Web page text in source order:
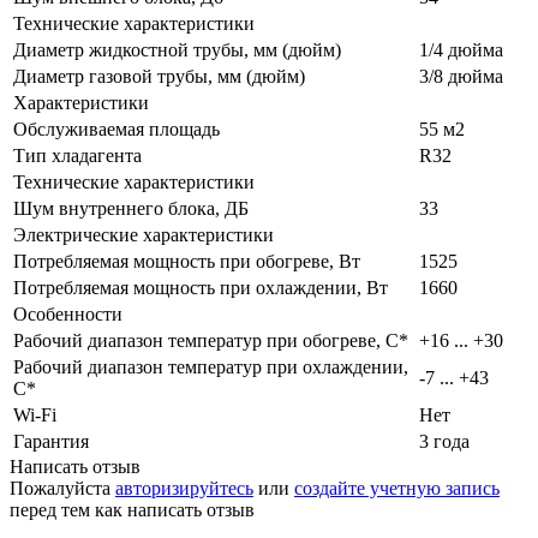
Технические характеристики
Диаметр жидкостной трубы, мм (дюйм)
1/4 дюйма
Диаметр газовой трубы, мм (дюйм)
3/8 дюйма
Характеристики
Обслуживаемая площадь
55 м2
Тип хладагента
R32
Технические характеристики
Шум внутреннего блока, ДБ
33
Электрические характеристики
Потребляемая мощность при обогреве, Вт
1525
Потребляемая мощность при охлаждении, Вт
1660
Особенности
Рабочий диапазон температур при обогреве, C* +16 ... +30
Рабочий диапазон температур при охлаждении,
С*
-7 ... +43
Wi-Fi
Нет
Гарантия
3 года
Написать отзыв
Пожалуйста авторизируйтесь или создайте учетную запись
перед тем как написать отзыв